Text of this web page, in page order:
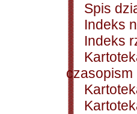
Spis
Indeks
Indeks
czasopism